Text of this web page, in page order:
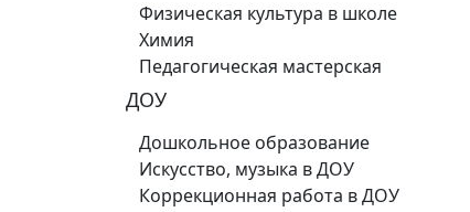
Физическая культура в школе
Химия
Педагогическая мастерская
ДОУ
Дошкольное образование
Искусство, музыка в ДОУ
Коррекционная работа в ДОУ